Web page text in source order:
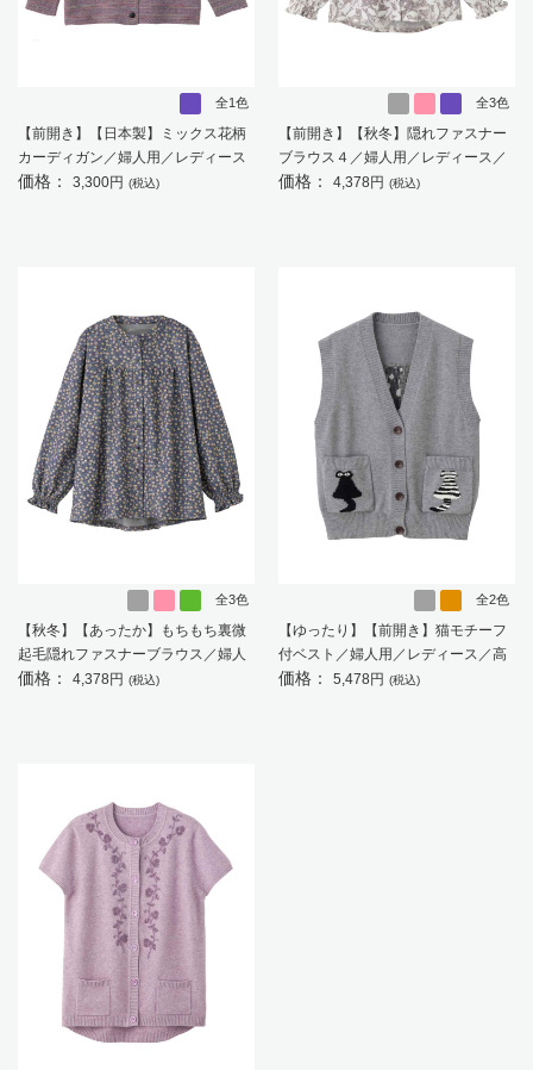
全1色
【前開き】【日本製】ミックス花柄
カーディガン／婦人用／レディース
／高齢者／シニア／名前記入欄付／
価格： 3,300円 (税込)
全3色
【前開き】【秋冬】隠れファスナー
ブラウス４／婦人用／レディース／
高齢者／シニア／後ろ長め／名前記
価格： 4,378円 (税込)
全3色
【秋冬】【あったか】もちもち裏微
起毛隠れファスナーブラウス／婦人
用／レディース／高齢者／シニア／
価格： 4,378円 (税込)
全2色
【ゆったり】【前開き】猫モチーフ
付ベスト／婦人用／レディース／高
齢者／シニア／猫柄／カジュアル／
価格： 5,478円 (税込)